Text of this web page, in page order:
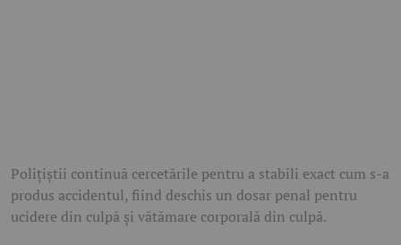
Polițiștii continuă cercetările pentru a stabili exact cum s-a
produs accidentul, fiind deschis un dosar penal pentru
ucidere din culpă și vătămare corporală din culpă.